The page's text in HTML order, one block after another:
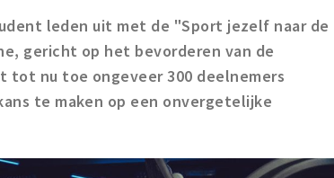
leden uit met de "Sport jezelf naar de
gericht op het bevorderen van de
nu toe ongeveer 300 deelnemers
te maken op een onvergetelijke